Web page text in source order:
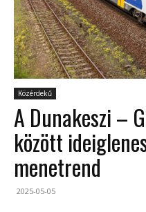
Közérdekű
A Dunakeszi –
között
menetrend
2025-05-05